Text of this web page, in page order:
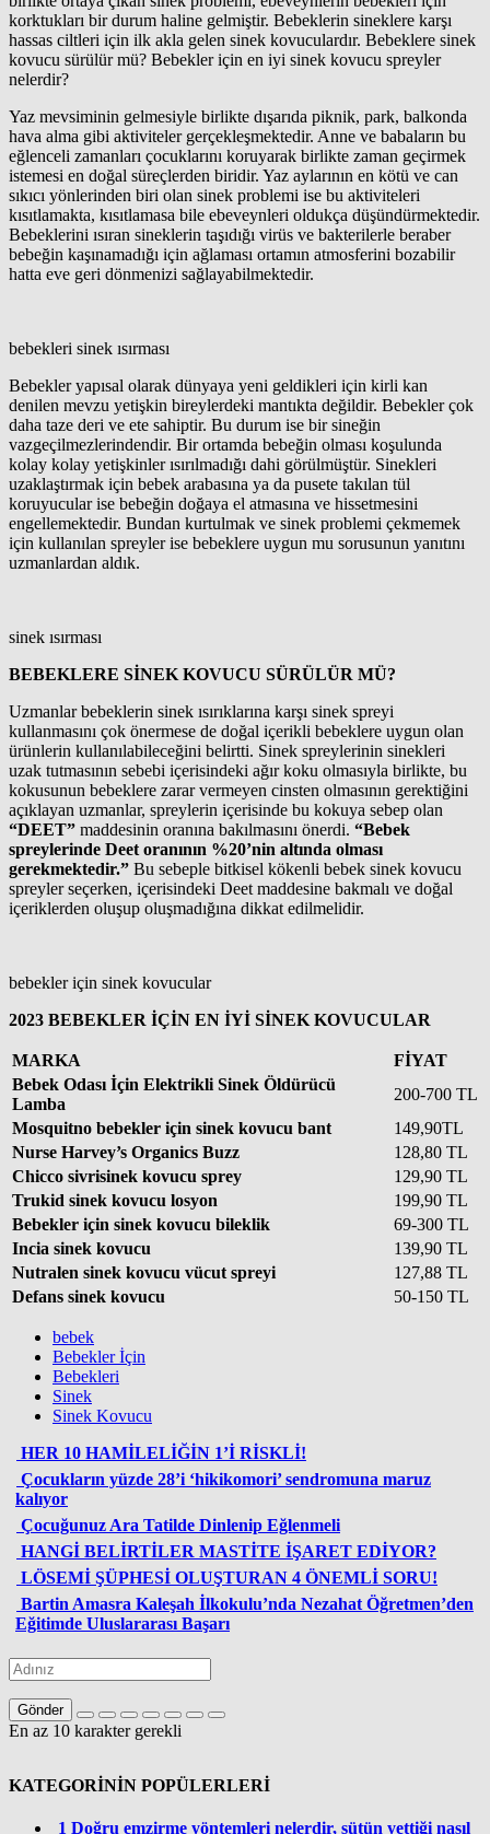
korktukları bir durum haline gelmiştir. Bebeklerin sineklere karşı
hassas ciltleri için ilk akla gelen sinek kovuculardır. Bebeklere sinek
kovucu sürülür mü? Bebekler için en iyi sinek kovucu spreyler
nelerdir?
Yaz mevsiminin gelmesiyle birlikte dışarıda piknik, park, balkonda
hava alma gibi aktiviteler gerçekleşmektedir. Anne ve babaların bu
eğlenceli zamanları çocuklarını koruyarak birlikte zaman geçirmek
istemesi en doğal süreçlerden biridir. Yaz aylarının en kötü ve can
sıkıcı yönlerinden biri olan sinek problemi ise bu aktiviteleri
kısıtlamakta, kısıtlamasa bile ebeveynleri oldukça düşündürmektedir.
Bebeklerini ısıran sineklerin taşıdığı virüs ve bakterilerle beraber
bebeğin kaşınamadığı için ağlaması ortamın atmosferini bozabilir
hatta eve geri dönmenizi sağlayabilmektedir.
bebekleri sinek ısırması
Bebekler yapısal olarak dünyaya yeni geldikleri için kirli kan
denilen mevzu yetişkin bireylerdeki mantıkta değildir. Bebekler çok
daha taze deri ve ete sahiptir. Bu durum ise bir sineğin
vazgeçilmezlerindendir. Bir ortamda bebeğin olması koşulunda
kolay kolay yetişkinler ısırılmadığı dahi görülmüştür. Sinekleri
uzaklaştırmak için bebek arabasına ya da pusete takılan tül
koruyucular ise bebeğin doğaya el atmasına ve hissetmesini
engellemektedir. Bundan kurtulmak ve sinek problemi çekmemek
için kullanılan spreyler ise bebeklere uygun mu sorusunun yanıtını
uzmanlardan aldık.
sinek ısırması
BEBEKLERE SİNEK KOVUCU SÜRÜLÜR MÜ?
Uzmanlar bebeklerin sinek ısırıklarına karşı sinek spreyi
kullanmasını çok önermese de doğal içerikli bebeklere uygun olan
ürünlerin kullanılabileceğini belirtti. Sinek spreylerinin sinekleri
uzak tutmasının sebebi içerisindeki ağır koku olmasıyla birlikte, bu
kokusunun bebeklere zarar vermeyen cinsten olmasının gerektiğini
açıklayan uzmanlar, spreylerin içerisinde bu kokuya sebep olan
“DEET” maddesinin oranına bakılmasını önerdi. “Bebek
spreylerinde Deet oranının %20’nin altında olması
gerekmektedir.” Bu sebeple bitkisel kökenli bebek sinek kovucu
spreyler seçerken, içerisindeki Deet maddesine bakmalı ve doğal
içeriklerden oluşup oluşmadığına dikkat edilmelidir.
bebekler için sinek kovucular
2023 BEBEKLER İÇİN EN İYİ SİNEK KOVUCULAR
MARKA
FİYAT
Bebek Odası İçin Elektrikli Sinek Öldürücü
Lamba
200-700 TL
Mosquitno bebekler için sinek kovucu bant
149,90TL
Nurse Harvey’s Organics Buzz
128,80 TL
Chicco sivrisinek kovucu sprey
129,90 TL
Trukid sinek kovucu losyon
199,90 TL
Bebekler için sinek kovucu bileklik
69-300 TL
Incia sinek kovucu
139,90 TL
Nutralen sinek kovucu vücut spreyi
127,88 TL
Defans sinek kovucu
50-150 TL
bebek
Bebekler İçin
Bebekleri
Sinek
Sinek Kovucu
HER 10 HAMİLELİĞİN 1’İ RİSKLİ!
Çocukların yüzde 28’i ‘hikikomori’ sendromuna maruz
kalıyor
Çocuğunuz Ara Tatilde Dinlenip Eğlenmeli
HANGİ BELİRTİLER MASTİTE İŞARET EDİYOR?
LÖSEMİ ŞÜPHESİ OLUŞTURAN 4 ÖNEMLİ SORU!
Bartin Amasra Kaleşah İlkokulu’nda Nezahat Öğretmen’den
Eğitimde Uluslararası Başarı
Gönder
En az 10 karakter gerekli
KATEGORİNİN POPÜLERLERİ
1 Doğru emzirme yöntemleri nelerdir, sütün yettiği nasıl